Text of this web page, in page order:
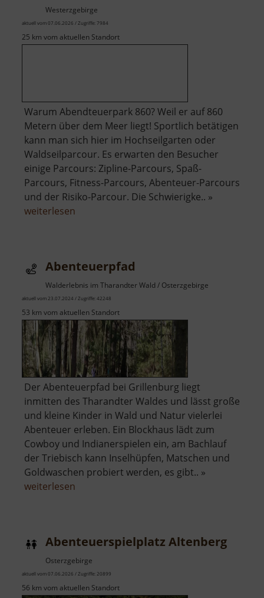
Westerzgebirge
aktuell vom 07.06.2026 / Zugriffe: 7984
25 km vom aktuellen Standort
Warum Abendteuerpark 860? Weil er auf 860
Metern über dem Meer liegt! Sportlich betätigen
kann man sich hier im Hochseilgarten oder
Waldseilparcour. Es erwarten den Besucher
einige Parcours: Zipline-Parcours, Spaß-
Parcours, Fitness-Parcours, Abenteuer-Parcours
und der Risiko-Parcour. Die Schwierigke.. »
weiterlesen
Abenteuerpfad
Walderlebnis im Tharandter Wald / Osterzgebirge
aktuell vom 23.07.2024 / Zugriffe: 42248
53 km vom aktuellen Standort
Der Abenteuerpfad bei Grillenburg liegt
inmitten des Tharandter Waldes und lässt große
und kleine Kinder in Wald und Natur vielerlei
Abenteuer erleben. Ein Blockhaus lädt zum
Cowboy und Indianerspielen ein, am Bachlauf
der Triebisch kann Inselhüpfen, Matschen und
Goldwaschen probiert werden, es gibt.. »
weiterlesen
Abenteuerspielplatz Altenberg
Osterzgebirge
aktuell vom 07.06.2026 / Zugriffe: 20899
56 km vom aktuellen Standort